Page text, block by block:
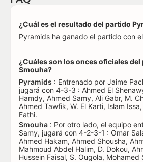
¿Cuál es el resultado del partido
Pyramids ha ganado el partido con
¿Cuáles son los onces oficiales
Smouha?
Pyramids : Entrenado por Jaime
jugará con 4-3-3 : Ahmed El
Hamdy, Ahmed Samy, Ali Gabr, M.
Ahmed Tawfik, W. El Karti, Islam
Fathi.
Smouha : Por otro lado, el equipo
Samy, jugará con 4-2-3-1 : Omar
Ahmed Hakam, Ahmed Shousha,
Mahmoud Abdel Halim, D. Dokou,
Hussein Faisal, S. Ougola, Mohamed